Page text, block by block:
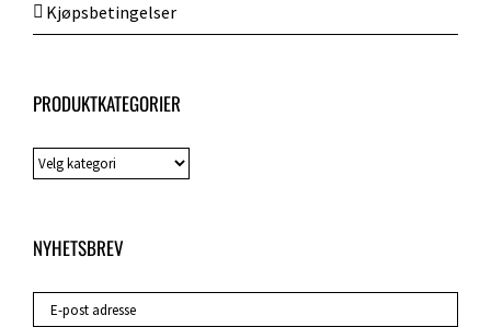
Kjøpsbetingelser
PRODUKTKATEGORIER
NYHETSBREV